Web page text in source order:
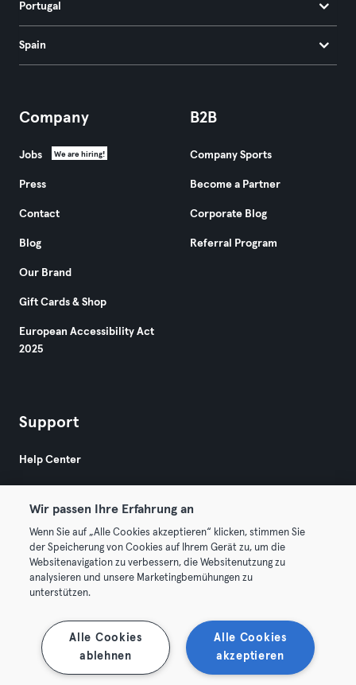
Portugal
Spain
Company
Jobs We are hiring!
Press
Contact
Blog
Our Brand
Gift Cards & Shop
European Accessibility Act
2025
B2B
Company Sports
Become a Partner
Corporate Blog
Referral Program
Support
Help Center
© 2026 Urban Sports Group GmbH. All rights reserved.
Terms & Conditions
Terminate contracts here Withdraw contracts here
Wir passen Ihre Erfahrung an
Wenn Sie auf „Alle Cookies akzeptieren“ klicken, stimmen Sie
der Speicherung von Cookies auf Ihrem Gerät zu, um die
Websitenavigation zu verbessern, die Websitenutzung zu
analysieren und unsere Marketingbemühungen zu
unterstützen.
Alle Cookies
akzeptieren
Alle Cookies
ablehnen